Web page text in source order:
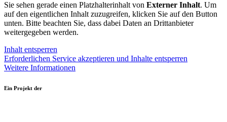
Sie sehen gerade einen Platzhalterinhalt von Externer Inhalt. Um
auf den eigentlichen Inhalt zuzugreifen, klicken Sie auf den Button
unten. Bitte beachten Sie, dass dabei Daten an Drittanbieter
weitergegeben werden.
Inhalt entsperren
Erforderlichen Service akzeptieren und Inhalte entsperren
Weitere Informationen
Ein Projekt der